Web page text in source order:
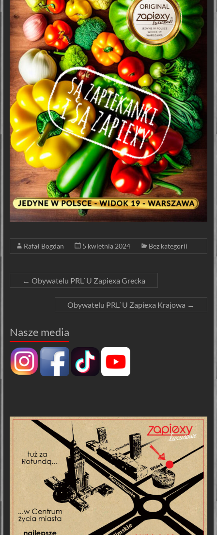
Rafał Bogdan 5 kwietnia 2024 Bez kategorii
← Obywatelu PRL`U Zapiexa Grecka
Obywatelu PRL`U Zapiexa Krajowa →
Nasze media